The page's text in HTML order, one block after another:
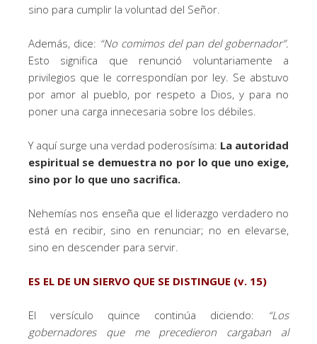
sino para cumplir la voluntad del Señor.
Además, dice: “No comimos del pan del gobernador”.
Esto significa que renunció voluntariamente a
privilegios que le correspondían por ley. Se abstuvo
por amor al pueblo, por respeto a Dios, y para no
poner una carga innecesaria sobre los débiles.
Y aquí surge una verdad poderosísima: La autoridad
espiritual se demuestra no por lo que uno exige,
sino por lo que uno sacrifica.
Nehemías nos enseña que el liderazgo verdadero no
está en recibir, sino en renunciar; no en elevarse,
sino en descender para servir.
ES EL DE UN SIERVO QUE SE DISTINGUE (v. 15)
El versículo quince continúa diciendo: “Los
gobernadores que me precedieron cargaban al